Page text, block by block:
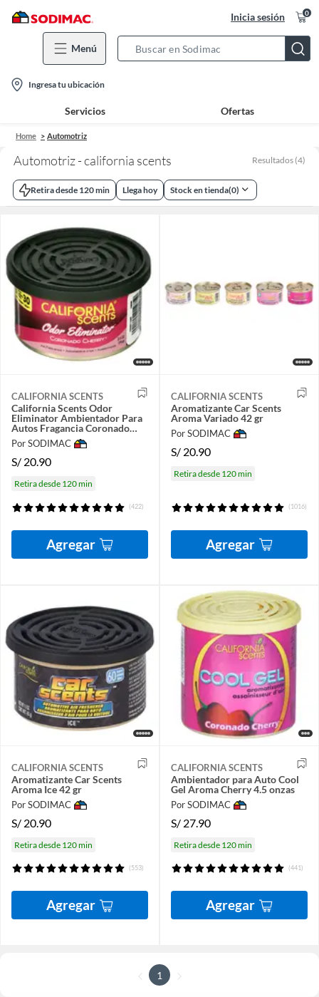
Inicia sesión 0
Menú
Bar
location-
icon
Ingresa tu ubicación
Servicios Ofertas
Home Automotriz
Automotriz - california scents Resultados (4)
Retira desde 120 min Llega hoy Stock en tienda(0)
CALIFORNIA SCENTS
California Scents Odor
Eliminator Ambientador Para
Autos Fragancia Coronado
Cherry Lata X 2.5oz
Por SODIMAC
S/ 20.90
Retira desde 120 min
(422)
Agregar
CALIFORNIA SCENTS
Aromatizante Car Scents
Aroma Variado 42 gr
Por SODIMAC
S/ 20.90
Retira desde 120 min
(1016)
Agregar
CALIFORNIA SCENTS
Aromatizante Car Scents
Aroma Ice 42 gr
Por SODIMAC
S/ 20.90
Retira desde 120 min
(553)
Agregar
CALIFORNIA SCENTS
Ambientador para Auto Cool
Gel Aroma Cherry 4.5 onzas
Por SODIMAC
S/ 27.90
Retira desde 120 min
(441)
Agregar
1